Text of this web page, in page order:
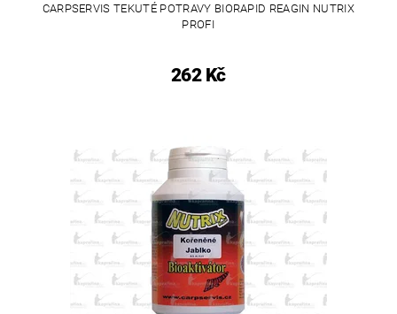
CARPSERVIS TEKUTÉ POTRAVY BIORAPID REAGIN NUTRIX
PROFI
262 Kč